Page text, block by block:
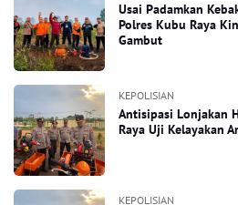
Usai Padamkan
Polres Kubu Raya
Gambut
KEPOLISIAN
Antisipasi Lonjakan
Raya Uji Kelayakan
KEPOLISIAN